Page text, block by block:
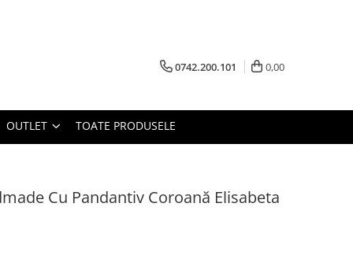
0742.200.101 0,00
OUTLET TOATE PRODUSELE
Cu Pandantiv Coroană Elisabeta